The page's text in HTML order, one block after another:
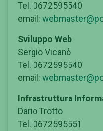
Tel. 0672595540
email:
Sviluppo Web
Sergio Vicanò
Tel. 0672595540
email:
Infrastruttura
Dario Trotto
Tel. 0672595551